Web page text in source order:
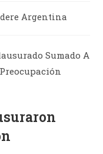
Argentina
Sumado A